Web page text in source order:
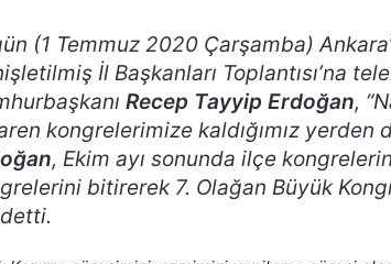
(1 Temmuz 2020 Çarşamba)
İl Başkanları Toplantısı’na
Recep Tayyip Erdoğan,
kongrelerimize kaldığımız yerden
, Ekim ayı sonunda ilçe
bitirerek 7. Olağan Büyük